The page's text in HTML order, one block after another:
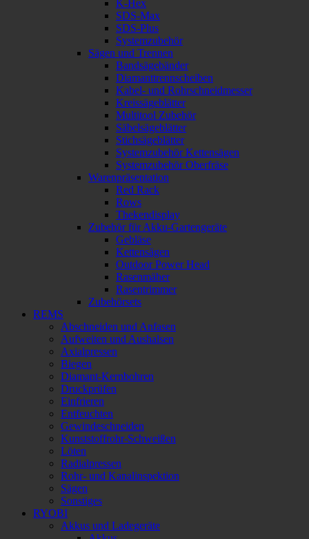
K-Hex
SDS-Max
SDS-Plus
Systemzubehör
Sägen und Trennen
Bandsägebänder
Diamanttrennscheiben
Kabel- und Rohrschneidmesser
Kreissägeblätter
Multitool Zubehör
Säbelsägeblätter
Stichsägeblätter
Systemzubehör Kettensägen
Systemzubehör Oberfräse
Warenpräsentation
Red Rack
Rows
Thekendisplay
Zubehör für Akku-Gartengeräte
Gebläse
Kettensägen
Outdoor Power Head
Rasenmäher
Rasentrimmer
Zubehörsets
REMS
Abschneiden und Anfasen
Aufweiten und Aushalsen
Axialpressen
Biegen
Diamant-Kernbohren
Druckprüfen
Einfrieren
Entfeuchten
Gewindeschneiden
Kunststoffrohr-Schweißen
Löten
Radialpressen
Rohr- und Kanalinspektion
Sägen
Sonstiges
RYOBI
Akkus und Ladegeräte